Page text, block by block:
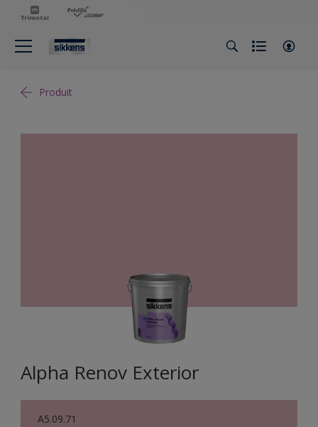
Produit
Alpha Renov Exterior
A5.09.71